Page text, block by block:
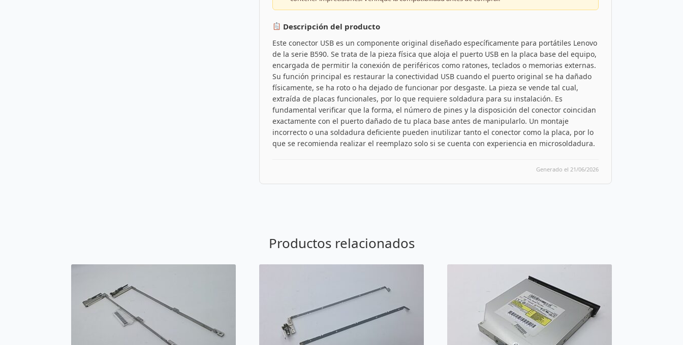
Descripción del producto
Este conector USB es un componente original diseñado específicamente para portátiles Lenovo
de la serie B590. Se trata de la pieza física que aloja el puerto USB en la placa base del equipo,
encargada de permitir la conexión de periféricos como ratones, teclados o memorias externas.
Su función principal es restaurar la conectividad USB cuando el puerto original se ha dañado
físicamente, se ha roto o ha dejado de funcionar por desgaste. La pieza se vende tal cual,
extraída de placas funcionales, por lo que requiere soldadura para su instalación. Es
fundamental verificar que la forma, el número de pines y la disposición del conector coincidan
exactamente con el puerto dañado de tu placa base antes de manipularlo. Un montaje
incorrecto o una soldadura deficiente pueden inutilizar tanto el conector como la placa, por lo
que se recomienda realizar el reemplazo solo si se cuenta con experiencia en microsoldadura.
Generado el 21/06/2026
Productos relacionados